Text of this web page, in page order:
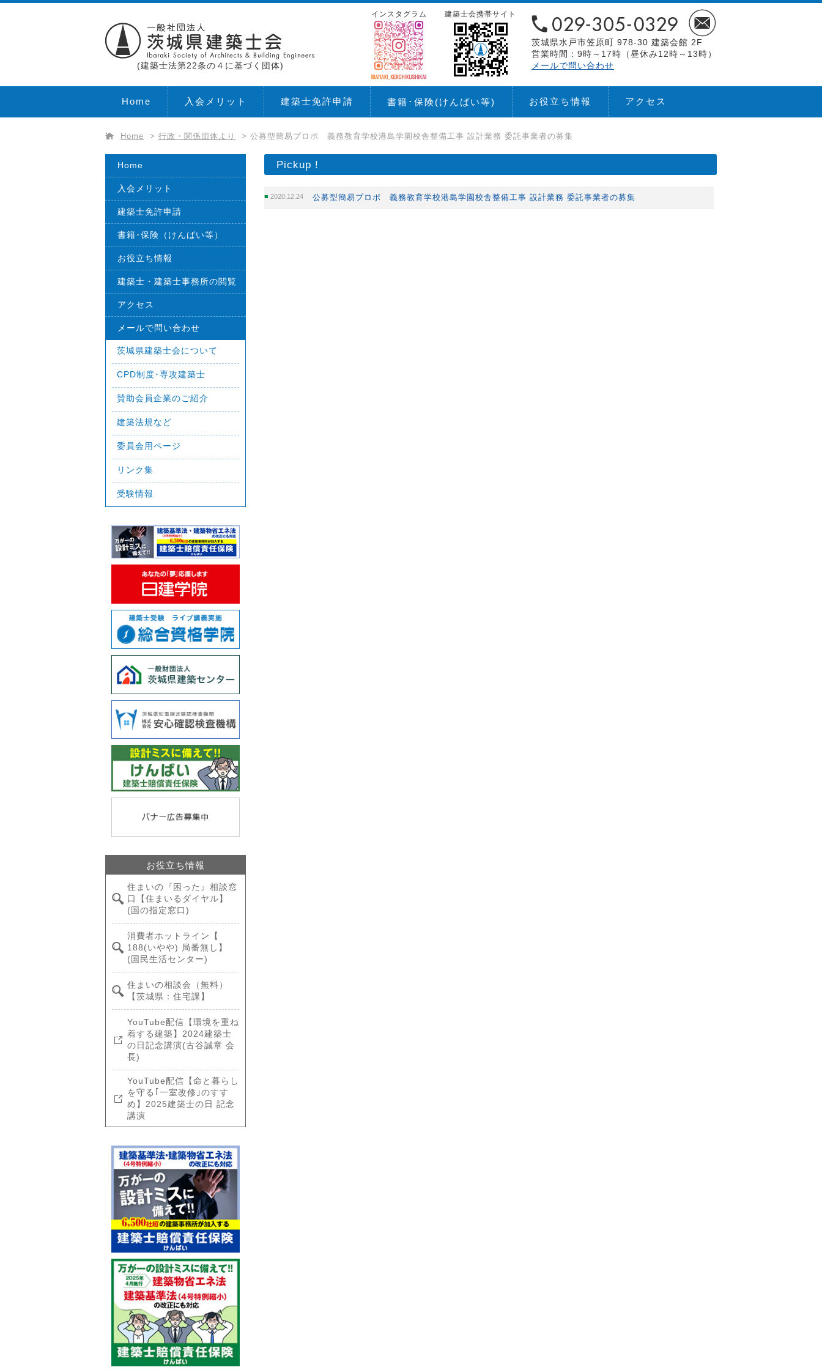
(建築士法第22条の４に基づく団体)
茨城県水戸市笠原町 978-30 建築会館 2F
営業時間：9時～17時（昼休み12時～13時）
メールで問い合わせ
建築士会携帯サイト
インスタグラム
Home 入会メリット 建築士免許申請 書籍･保険(けんばい等) お役立ち情報 アクセス
Home > 行政・関係団体より > 公募型簡易プロポ 義務教育学校港島学園校舎整備工事 設計業務 委託事業者の募集
Pickup！
2020.12.24 公募型簡易プロポ 義務教育学校港島学園校舎整備工事 設計業務 委託事業者の募集
Home
入会メリット
建築士免許申請
書籍･保険（けんばい等）
お役立ち情報
建築士・建築士事務所の閲覧
アクセス
メールで問い合わせ
茨城県建築士会について
CPD制度･専攻建築士
賛助会員企業のご紹介
建築法規など
委員会用ページ
リンク集
受験情報
お役立ち情報
住まいの『困った』相談窓
口【住まいるダイヤル】
(国の指定窓口)
消費者ホットライン【
188(いやや) 局番無し】
(国民生活センター)
住まいの相談会（無料）
【茨城県：住宅課】
YouTube配信【環境を重ね
着する建築】2024建築士
の日記念講演(古谷誠章 会
長)
YouTube配信【命と暮らし
を守る｢一室改修｣のすす
め】2025建築士の日 記念
講演